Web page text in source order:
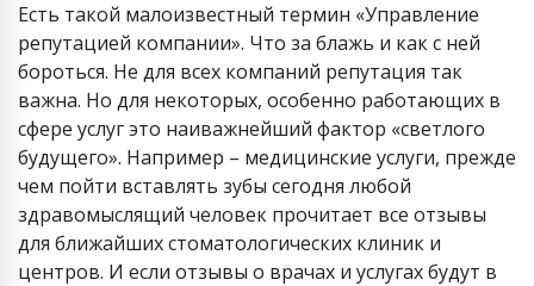
Есть такой малоизвестный термин «Управление
репутацией компании». Что за блажь и как с ней
бороться. Не для всех компаний репутация так
важна. Но для некоторых, особенно работающих в
сфере услуг это наиважнейший фактор «светлого
будущего». Например – медицинские услуги, прежде
чем пойти вставлять зубы сегодня любой
здравомыслящий человек прочитает все отзывы
для ближайших стоматологических клиник и
центров. И если отзывы о врачах и услугах будут в